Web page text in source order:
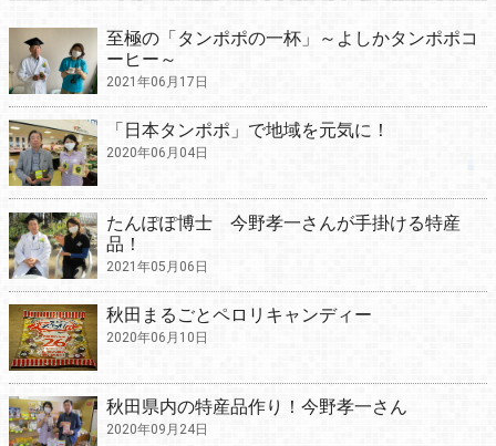
至極の「タンポポの一杯」～よしかタンポポコ
ーヒー～
2021年06月17日
「日本タンポポ」で地域を元気に！
2020年06月04日
たんぽぽ博士 今野孝一さんが手掛ける特産
品！
2021年05月06日
秋田まるごとペロリキャンディー
2020年06月10日
秋田県内の特産品作り！今野孝一さん
2020年09月24日